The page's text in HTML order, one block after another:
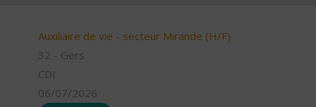
Auxiliaire de vie - secteur Mirande (H/F)
32 - Gers
CDI
06/07/2026